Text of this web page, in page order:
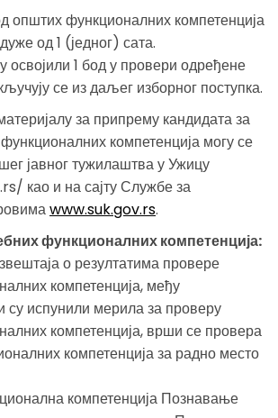
општих функционалних компетенција
од 1 (једног) сата.
освојили 1 бод у провери одређене
се из даљег изборног поступка.
за припрему кандидата за
компетенција могу се
јавног тужилаштва у Ужицу
као и на сајту Службе за
www.suk.gov.rs.
функционалних компетенција:
о резултатима провере
компетенција, међу
су испунили мерила за проверу
компетенција, врши се провера
компетенција за радно место
компетенција Познавање